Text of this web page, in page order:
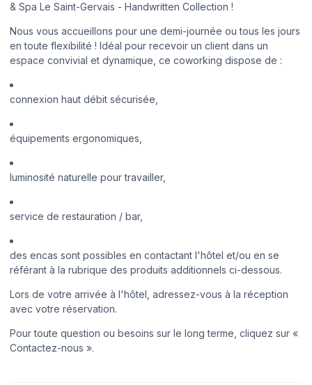
& Spa Le Saint-Gervais - Handwritten Collection !
Nous vous accueillons pour une demi-journée ou tous les jours
en toute flexibilité ! Idéal pour recevoir un client dans un
espace convivial et dynamique, ce coworking dispose de :
connexion haut débit sécurisée,
équipements ergonomiques,
luminosité naturelle pour travailler,
service de restauration / bar,
des encas sont possibles en contactant l'hôtel et/ou en se
référant à la rubrique des produits additionnels ci-dessous.
Lors de votre arrivée à l'hôtel, adressez-vous à la réception
avec votre réservation.
Pour toute question ou besoins sur le long terme, cliquez sur «
Contactez-nous ».